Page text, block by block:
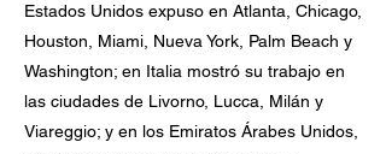
Estados Unidos expuso en Atlanta, Chicago,
Houston, Miami, Nueva York, Palm Beach y
Washington; en Italia mostró su trabajo en
las ciudades de Livorno, Lucca, Milán y
Viareggio; y en los Emiratos Árabes Unidos,